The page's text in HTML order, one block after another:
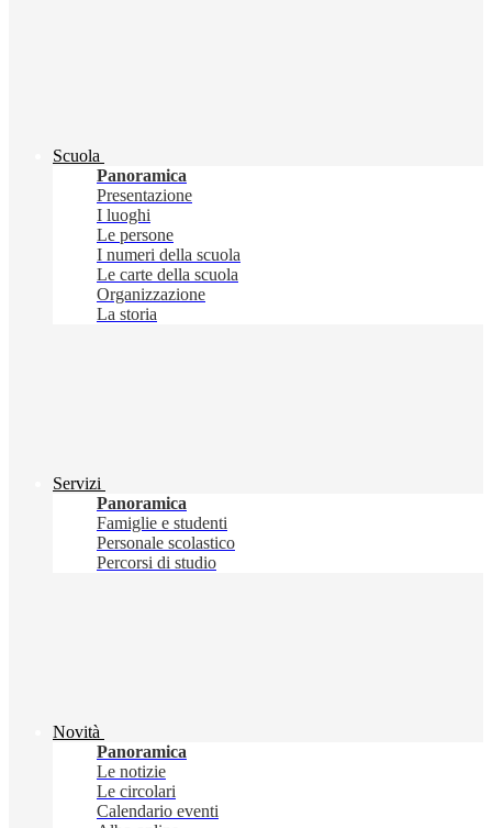
Scuola
Panoramica
Presentazione
I luoghi
Le persone
I numeri della scuola
Le carte della scuola
Organizzazione
La storia
Servizi
Panoramica
Famiglie e studenti
Personale scolastico
Percorsi di studio
Novità
Panoramica
Le notizie
Le circolari
Calendario eventi